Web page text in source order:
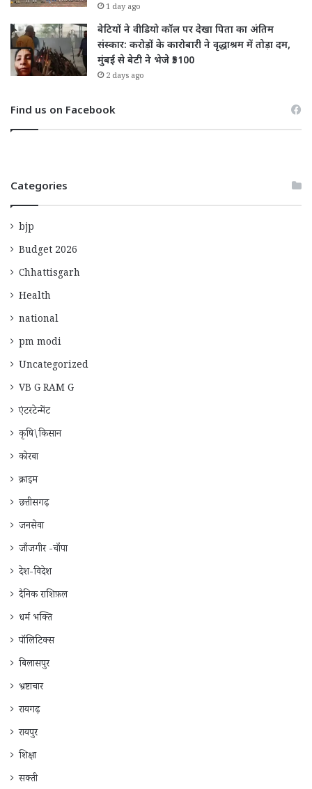
1 day ago
बेटियों ने वीडियो कॉल पर देखा पिता का अंतिम
संस्कार: करोड़ों के कारोबारी ने वृद्धाश्रम में तोड़ा दम,
मुंबई से बेटी ने भेजे ₹5100
2 days ago
Find us on Facebook
Categories
bjp
Budget 2026
Chhattisgarh
Health
national
pm modi
Uncategorized
VB G RAM G
एंटरटेन्मेंट
कृषि\किसान
कोरबा
क्राइम
छत्तीसगढ़
जनसेवा
जाँजगीर -चाँपा
देश-विदेश
दैनिक राशिफ़ल
धर्म भक्ति
पॉलिटिक्स
बिलासपुर
भ्रष्टाचार
रायगढ़
रायपुर
शिक्षा
सक्ती